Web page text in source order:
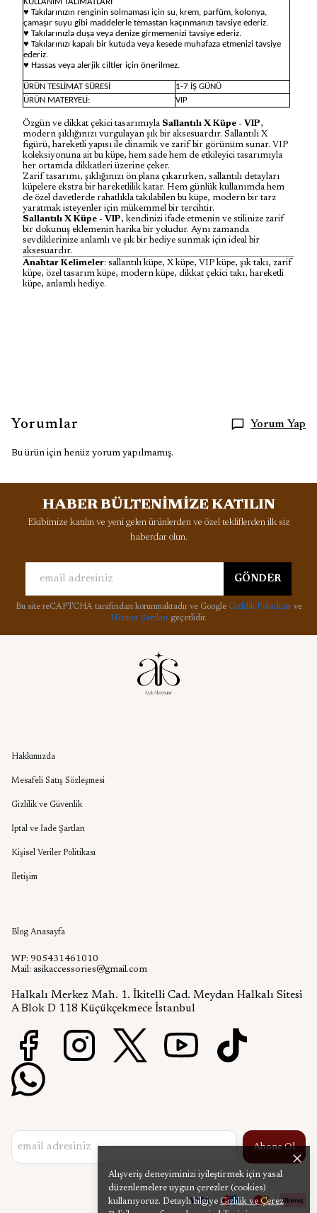
Alışveriş deneyiminizi iyileştirmek için yasal
düzenlemelere uygun çerezler (cookies)
kullanıyoruz. Detaylı bilgiye Gizlilik ve Çerez
♥ Takılarınızın renginin solmaması için su, krem, parfüm, kolonya,
çamaşır suyu gibi maddelerle temastan kaçınmanızı tavsiye ederiz.
♥ Takılarınızla duşa veya denize girmemenizi tavsiye ederiz.
♥ Takılarınızı kapalı bir kutuda veya kesede muhafaza etmenizi tavsiye
ederiz.
♥ Hassas veya alerjik ciltler için önerilmez.
ÜRÜN TESLİMAT SÜRESİ
1-7 İŞ GÜNÜ
ÜRÜN MATERYELİ:
VIP
Özgün ve dikkat çekici tasarımıyla Sallantılı X Küpe - VIP,
modern şıklığınızı vurgulayan şık bir aksesuardır. Sallantılı X
figürü, hareketli yapısı ile dinamik ve zarif bir görünüm sunar. VIP
koleksiyonuna ait bu küpe, hem sade hem de etkileyici tasarımıyla
her ortamda dikkatleri üzerine çeker.
Zarif tasarımı, şıklığınızı ön plana çıkarırken, sallantılı detayları
küpelere ekstra bir hareketlilik katar. Hem günlük kullanımda hem
de özel davetlerde rahatlıkla takılabilen bu küpe, modern bir tarz
yaratmak isteyenler için mükemmel bir tercihtir.
Sallantılı X Küpe - VIP, kendinizi ifade etmenin ve stilinize zarif
bir dokunuş eklemenin harika bir yoludur. Aynı zamanda
sevdiklerinize anlamlı ve şık bir hediye sunmak için ideal bir
aksesuardır.
Anahtar Kelimeler: sallantılı küpe, X küpe, VIP küpe, şık takı, zarif
küpe, özel tasarım küpe, modern küpe, dikkat çekici takı, hareketli
küpe, anlamlı hediye.
Yorumlar Yorum Yap
Bu ürün için henüz yorum yapılmamış.
HABER BÜLTENİMİZE KATILIN
Ekibimize katılın ve yeni gelen ürünlerden ve özel tekliflerden ilk siz
haberdar olun.
GÖNDER
Bu site reCAPTCHA tarafından korunmaktadır ve Google Gizlilik Politikası ve
Hizmet Şartları geçerlidir.
Hakkımızda
Mesafeli Satış Sözleşmesi
Gizlilik ve Güvenlik
İptal ve İade Şartları
Kişisel Veriler Politikası
İletişim
Blog Anasayfa
WP: 905431461010
Mail: asikaccessories@gmail.com
Halkalı Merkez Mah. 1. İkitelli Cad. Meydan Halkalı Sitesi
A Blok D 118 Küçükçekmece İstanbul
Abone Ol